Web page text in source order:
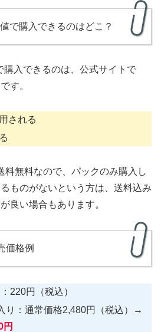
で購入できるのはどこ？
購入できるのは、公式サイトで
す。
される
料無料なので、パックのみ購入し
ものがないという方は、送料込み
良い場合もあります。
価格例
220円（税込）
り：通常価格2,480円（税込）→
円